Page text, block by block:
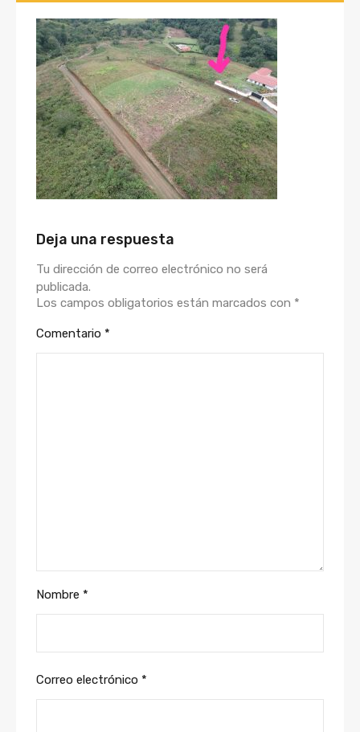
Deja una respuesta
Tu dirección de correo electrónico no será
publicada.
Los campos obligatorios están marcados con *
Comentario *
Nombre *
Correo electrónico *